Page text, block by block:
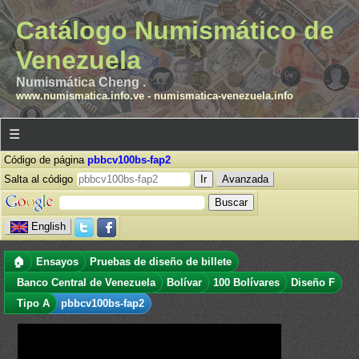
Catálogo Numismático de
Venezuela
Numismática Cheng .
www.numismatica.info.ve- numismatica-venezuela.info
☰
Código de página pbbcv100bs-fap2
Salta al código
Avanzada
English
🏠 Ensayos
Pruebas de diseño de billete
Banco Central de Venezuela
Bolívar 100 Bolívares
Diseño F
Tipo A
pbbcv100bs-fap2